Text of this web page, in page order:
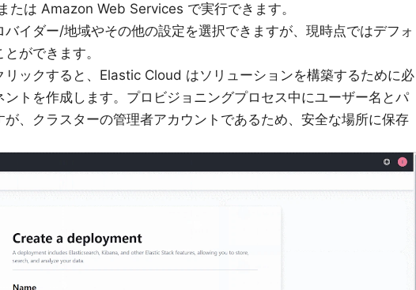
たは Amazon Web Services で実行できます。
イダー/地域やその他の設定を選択できますが、現時点ではデフォ
とができます。
リックすると、Elastic Cloud はソリューションを構築するために必
トを作成します。プロビジョニングプロセス中にユーザー名とパ
が、クラスターの管理者アカウントであるため、安全な場所に保存